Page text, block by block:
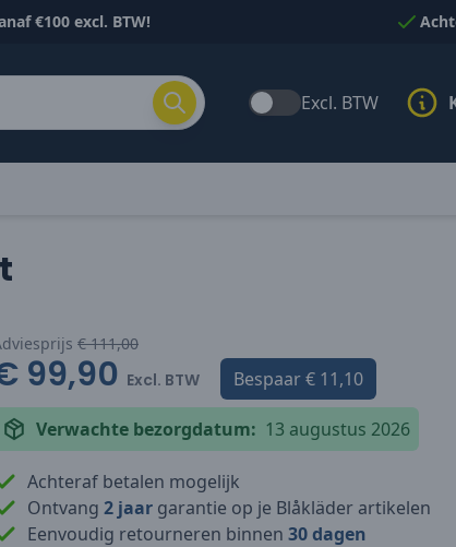
€100 excl. BTW!
Excl. BTW
€ 111,00
99,90 Excl. BTW Bespaar€ 11,10
Verwachte bezorgdatum: 13 augustus 2026
Achteraf betalen mogelijk
Ontvang 2 jaar garantie op je Blåkläder artikelen
Eenvoudig retourneren binnen 30 dagen